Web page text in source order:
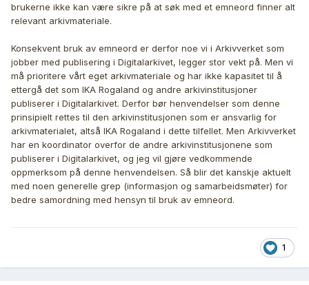
brukerne ikke kan være sikre på at søk med et emneord finner alt
relevant arkivmateriale.
Konsekvent bruk av emneord er derfor noe vi i Arkivverket som
jobber med publisering i Digitalarkivet, legger stor vekt på. Men vi
må prioritere vårt eget arkivmateriale og har ikke kapasitet til å
ettergå det som IKA Rogaland og andre arkivinstitusjoner
publiserer i Digitalarkivet. Derfor bør henvendelser som denne
prinsipielt rettes til den arkivinstitusjonen som er ansvarlig for
arkivmaterialet, altså IKA Rogaland i dette tilfellet. Men Arkivverket
har en koordinator overfor de andre arkivinstitusjonene som
publiserer i Digitalarkivet, og jeg vil gjøre vedkommende
oppmerksom på denne henvendelsen. Så blir det kanskje aktuelt
med noen generelle grep (informasjon og samarbeidsmøter) for
bedre samordning med hensyn til bruk av emneord.
1